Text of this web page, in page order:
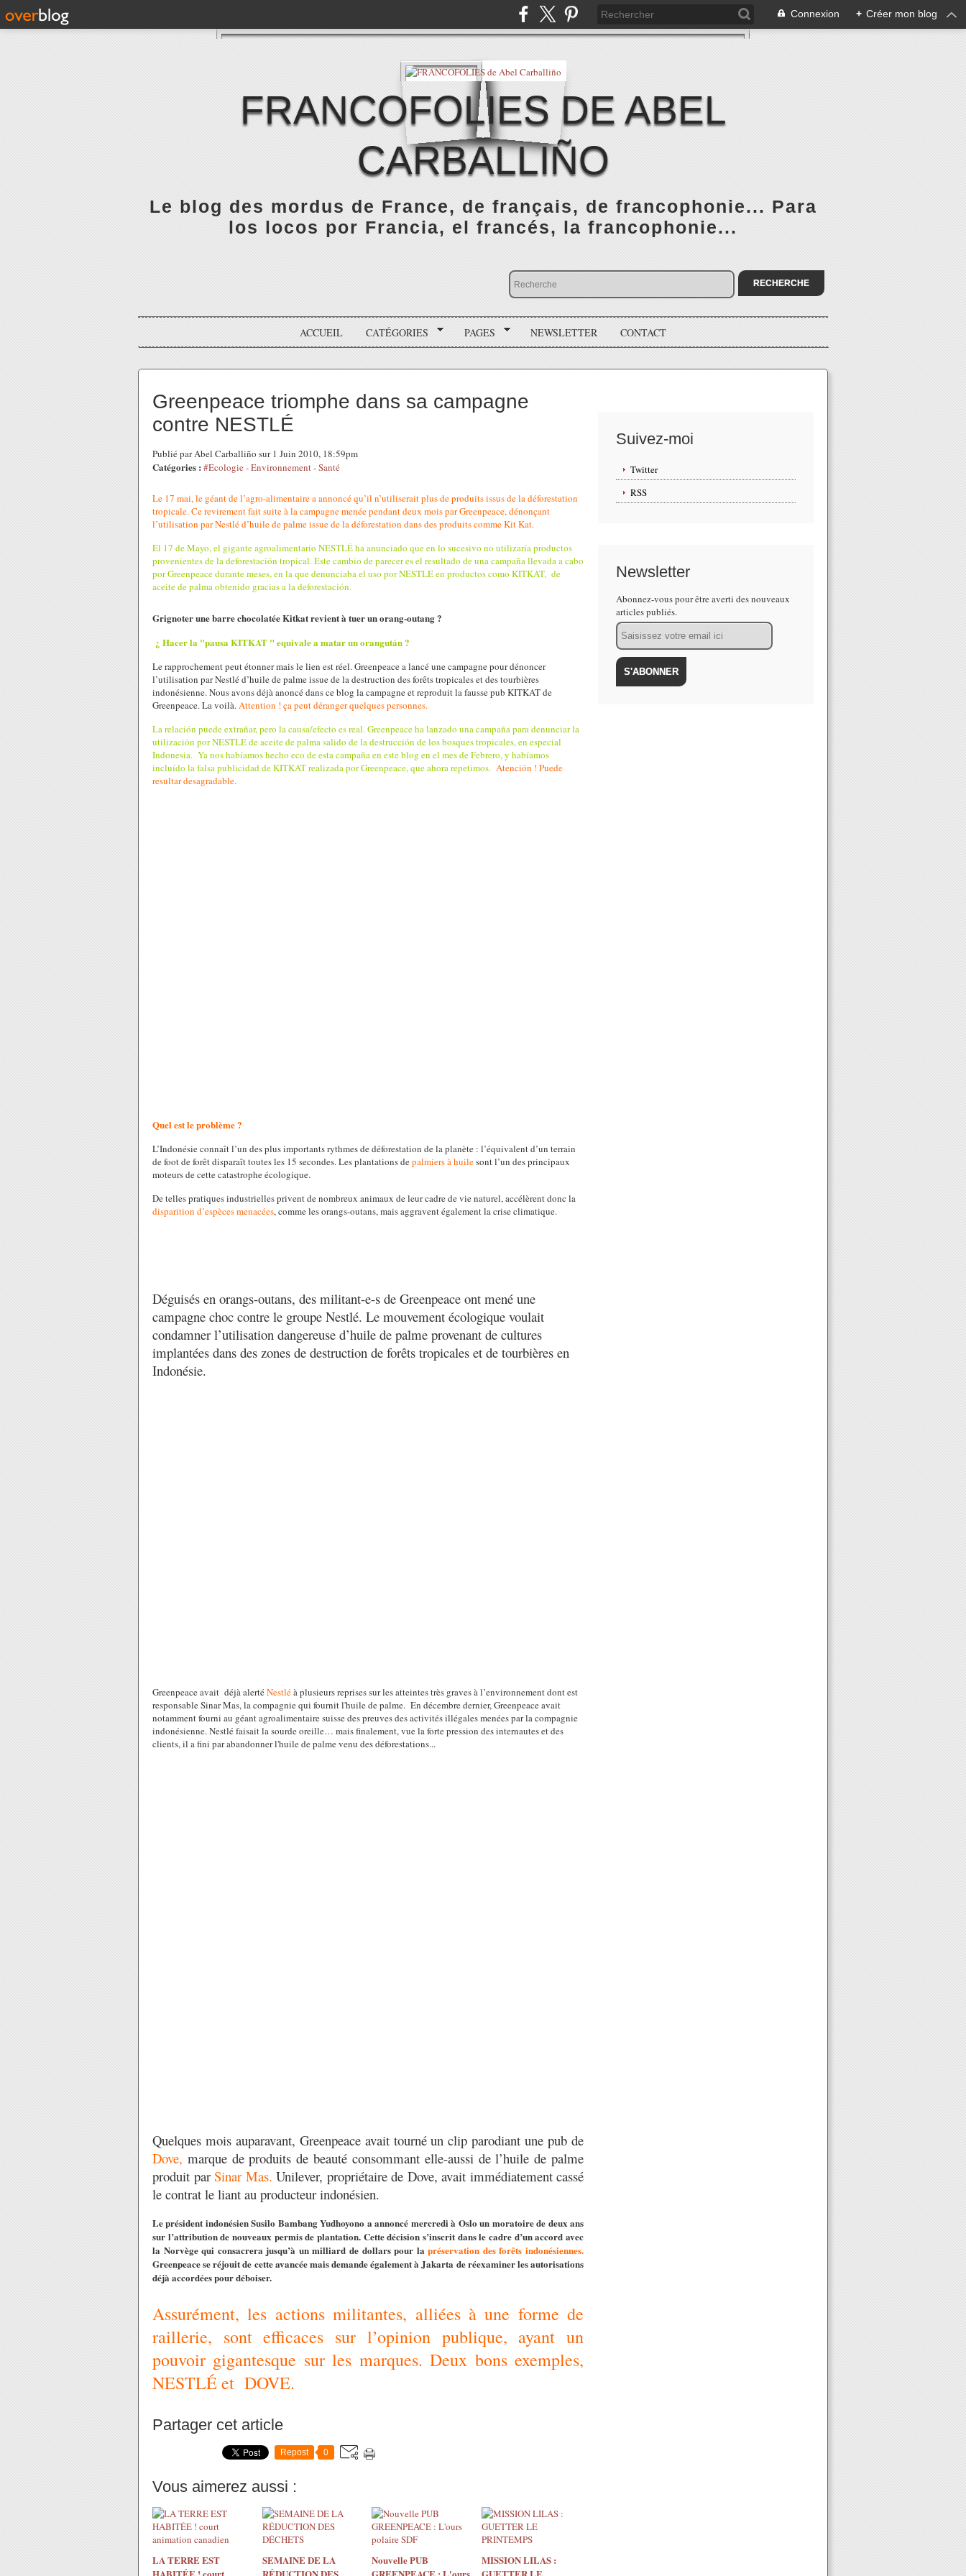
Connexion + Créer mon blog
FRANCOFOLIES DE ABEL
CARBALLIÑO
Le blog des mordus de France, de français, de francophonie... Para
los locos por Francia, el francés, la francophonie...
ACCUEIL CATÉGORIES PAGES NEWSLETTER CONTACT
Greenpeace triomphe dans sa campagne
contre NESTLÉ
Publié par Abel Carballiño sur 1 Juin 2010, 18:59pm
Catégories : #Ecologie - Environnement - Santé
Le 17 mai, le géant de l’agro-alimentaire a annoncé qu’il n’utiliserait plus de produits issus de la déforestation
tropicale. Ce revirement fait suite à la campagne menée pendant deux mois par Greenpeace, dénonçant
l’utilisation par Nestlé d’huile de palme issue de la déforestation dans des produits comme Kit Kat.
El 17 de Mayo, el gigante agroalimentario NESTLÉ ha anunciado que en lo sucesivo no utilizaría productos
provenientes de la deforestación tropical. Este cambio de parecer es el resultado de una campaña llevada a cabo
por Greenpeace durante meses, en la que denunciaba el uso por NESTLE en productos como KITKAT, de
aceite de palma obtenido gracias a la deforestación.
Grignoter une barre chocolatée Kitkat revient à tuer un orang-outang ?
¿ Hacer la "pausa KITKAT " equivale a matar un orangután ?
Le rapprochement peut étonner mais le lien est réel. Greenpeace a lancé une campagne pour dénoncer
l’utilisation par Nestlé d’huile de palme issue de la destruction des forêts tropicales et des tourbières
indonésienne. Nous avons déjà anoncé dans ce blog la campagne et reproduit la fausse pub KITKAT de
Greenpeace. La voilà.Attention ! ça peut déranger quelques personnes.
La relación puede extrañar, pero la causa/efecto es real. Greenpeace ha lanzado una campaña para denunciar la
utilización por NESTLE de aceite de palma salido de la destrucción de los bosques tropicales, en especial
Indonesia. Ya nos habíamos hecho eco de esta campaña en este blog en el mes de Febrero, y habíamos
incluído la falsa publicidad de KITKAT realizada por Greenpeace, que ahora repetimos. Atención ! Puede
resultar desagradable.
Quel est le problème ?
L’Indonésie connaît l’un des plus importants rythmes de déforestation de la planète : l’équivalent d’un terrain
de foot de forêt disparaît toutes les 15 secondes. Les plantations depalmiers à huilesont l’un des principaux
moteurs de cette catastrophe écologique.
De telles pratiques industrielles privent de nombreux animaux de leur cadre de vie naturel, accélèrent donc la
disparition d’espèces menacées, comme les orangs-outans, mais aggravent également la crise climatique.
Déguisés en orangs-outans, des militant-e-s de Greenpeace ont mené une
campagne choc contre le groupe Nestlé. Le mouvement écologique voulait
condamner l’utilisation dangereuse d’huile de palme provenant de cultures
implantées dans des zones de destruction de forêts tropicales et de tourbières en
Indonésie.
Greenpeace avait déjà alertéNestléà plusieurs reprises sur les atteintes très graves à l’environnement dont est
responsable Sinar Mas, la compagnie qui fournit l'huile de palme. En décembre dernier, Greenpeace avait
notamment fourni au géant agroalimentaire suisse des preuves des activités illégales menées par la compagnie
indonésienne. Nestlé faisait la sourde oreille… mais finalement, vue la forte pression des internautes et des
clients, il a fini par abandonner l'huile de palme venu des déforestations...
Quelques mois auparavant, Greenpeace avait tourné un clip parodiant une pub de
Dove, marque de produits de beauté consommant elle-aussi de l’huile de palme
produit par Sinar Mas. Unilever, propriétaire de Dove, avait immédiatement cassé
le contrat le liant au producteur indonésien.
Le président indonésien Susilo Bambang Yudhoyono a annoncé mercredi à Oslo un moratoire de deux ans
sur l’attribution de nouveaux permis de plantation. Cette décision s’inscrit dans le cadre d’un accord avec
la Norvège qui consacrera jusqu’à un milliard de dollars pour lapréservation des forêts indonésiennes.
Greenpeace se réjouit de cette avancée mais demande également à Jakarta de réexaminer les autorisations
déjà accordées pour déboiser.
Assurément, les actions militantes, alliées à une forme de
raillerie, sont efficaces sur l’opinion publique, ayant un
pouvoir gigantesque sur les marques. Deux bons exemples,
NESTLÉ et DOVE.
Partager cet article
Repost 0
Vous aimerez aussi :
LA TERRE EST
SEMAINE DE LA
Nouvelle PUB
MISSION LILAS :
Suivez-moi
Twitter
RSS
Newsletter
Abonnez-vous pour être averti des nouveaux
articles publiés.
Email